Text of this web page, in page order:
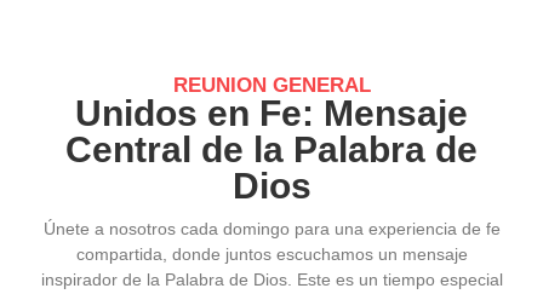
REUNION GENERAL
Unidos en Fe: Mensaje
Central de la Palabra de
Dios
Únete a nosotros cada domingo para una experiencia de fe
compartida, donde juntos escuchamos un mensaje
inspirador de la Palabra de Dios. Este es un tiempo especial